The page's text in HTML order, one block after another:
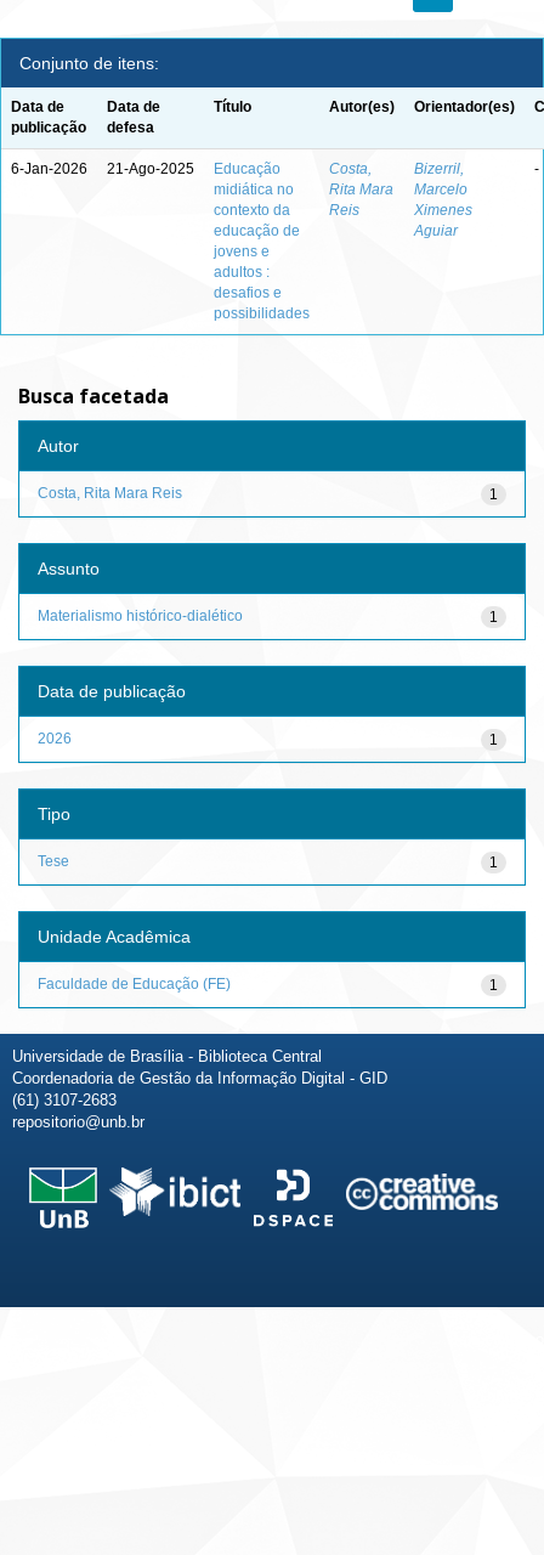
Conjunto de itens:
Data de
publicação
Data de
defesa
Título Autor(es) Orientador(es)
6-Jan-2026 21-Ago-2025
Educação
midiática no
contexto da
educação de
jovens e
adultos :
desafios e
possibilidades
Costa,
Rita Mara
Reis
Bizerril,
Marcelo
Ximenes
Aguiar
-
Busca facetada
Autor
1
Costa, Rita Mara Reis
Assunto
1
Materialismo histórico-dialético
Data de publicação
1
2026
Tipo
1
Tese
Unidade Acadêmica
1
Faculdade de Educação (FE)
Universidade de Brasília - Biblioteca Central
Coordenadoria de Gestão da Informação Digital - GID
(61) 3107-2683
repositorio@unb.br